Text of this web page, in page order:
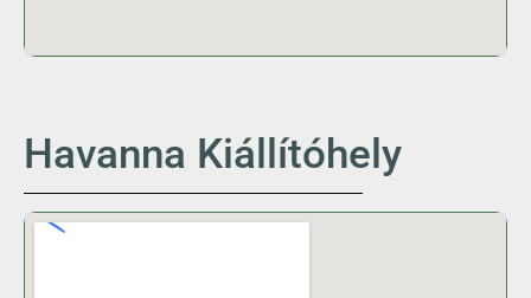
Havanna Kiállítóhely